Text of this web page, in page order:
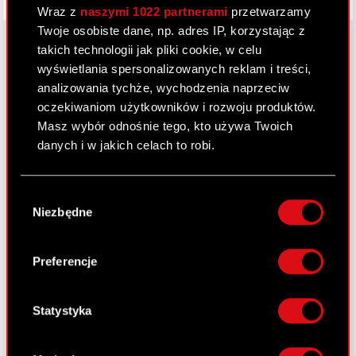
Wraz z naszymi 1022 partnerami przetwarzamy
Twoje osobiste dane, np. adres IP, korzystając z
takich technologii jak pliki cookie, w celu
wyświetlania spersonalizowanych reklam i treści,
analizowania tychże, wychodzenia naprzeciw
oczekiwaniom użytkowników i rozwoju produktów.
Masz wybór odnośnie tego, kto używa Twoich
danych i w jakich celach to robi.
Gromadzić dane dotyczące Twojej
lokalizacji geograficznej z dokładnością nawet
Identyfikować Twoje urządzenie, aktywnie
analizując charakteryzującego je zbiory
palca)
osobiste dane są przetwarzane oraz ustaw własne
zgody
Niezbędne
Preferencje
Statystyka
O CD PROJEKT
Grupa Kapitałowa
Nasz biznes
Inwestorzy
Zrównoważony rozwój
Kariera